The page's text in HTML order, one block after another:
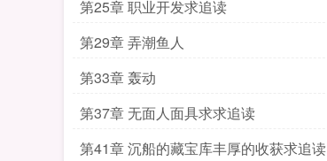
第25章 职业开发求追读
第29章 弄潮鱼人
第33章 轰动
第37章 无面人面具求求追读
第41章 沉船的藏宝库丰厚的收获求追读